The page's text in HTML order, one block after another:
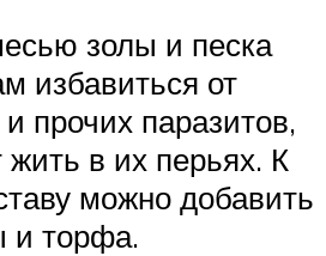
золы и песка
избавиться от
прочих паразитов,
жить в их перьях. К
можно добавить
и торфа.